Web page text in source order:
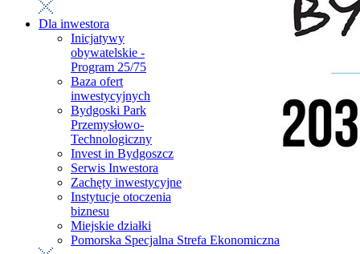
Dla inwestora
Inicjatywy
obywatelskie -
Program 25/75
Baza ofert
inwestycyjnych
Bydgoski Park
Przemysłowo-
Technologiczny
Invest in Bydgoszcz
Serwis Inwestora
Zachęty inwestycyjne
Instytucje otoczenia
biznesu
Miejskie działki
Pomorska Specjalna Strefa Ekonomiczna